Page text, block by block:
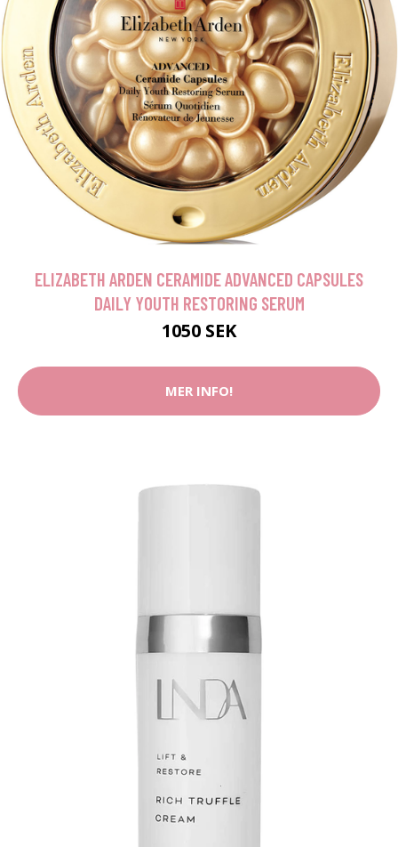
ELIZABETH ARDEN CERAMIDE ADVANCED CAPSULES
DAILY YOUTH RESTORING SERUM
1050 SEK
MER INFO!